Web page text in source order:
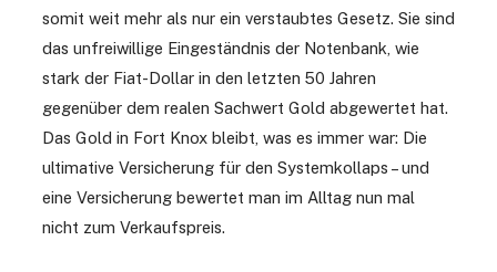
somit weit mehr als nur ein verstaubtes Gesetz. Sie sind
das unfreiwillige Eingeständnis der Notenbank, wie
stark der Fiat-Dollar in den letzten 50 Jahren
gegenüber dem realen Sachwert Gold abgewertet hat.
Das Gold in Fort Knox bleibt, was es immer war: Die
ultimative Versicherung für den Systemkollaps – und
eine Versicherung bewertet man im Alltag nun mal
nicht zum Verkaufspreis.